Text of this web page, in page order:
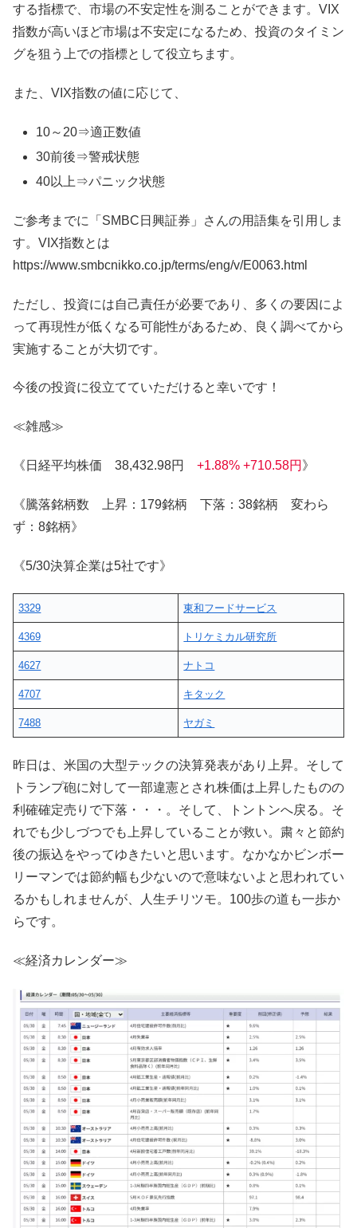
する指標で、市場の不安定性を測ることができます。VIX
指数が高いほど市場は不安定になるため、投資のタイミン
グを狙う上での指標として役立ちます。
また、VIX指数の値に応じて、
10～20⇒適正数値
30前後⇒警戒状態
40以上⇒パニック状態
ご参考までに「SMBC日興証券」さんの用語集を引用しま
す。VIX指数とは
https://www.smbcnikko.co.jp/terms/eng/v/E0063.html
ただし、投資には自己責任が必要であり、多くの要因によ
って再現性が低くなる可能性があるため、良く調べてから
実施することが大切です。
今後の投資に役立てていただけると幸いです！
≪雑感≫
《日経平均株価 38,432.98円 +1.88% +710.58円 》
《騰落銘柄数 上昇：179銘柄 下落：38銘柄 変わら
ず：8銘柄》
《5/30決算企業は5社です》
3329 東和フードサービス
4369 トリケミカル研究所
4627 ナトコ
4707 キタック
7488 ヤガミ
昨日は、米国の大型テックの決算発表があり上昇。そして
トランプ砲に対して一部違憲とされ株価は上昇したものの
利確確定売りで下落・・・。そして、トントンへ戻る。そ
れでも少しづつでも上昇していることが救い。粛々と節約
後の振込をやってゆきたいと思います。なかなかビンボー
リーマンでは節約幅も少ないので意味ないよと思われてい
るかもしれませんが、人生チリツモ。100歩の道も一歩か
らです。
≪経済カレンダー≫